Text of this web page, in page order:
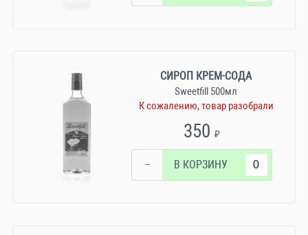
СИРОП КРЕМ-СОДА
Sweetfill 500мл
К сожалению, товар разобрали
350₽
− В КОРЗИНУ